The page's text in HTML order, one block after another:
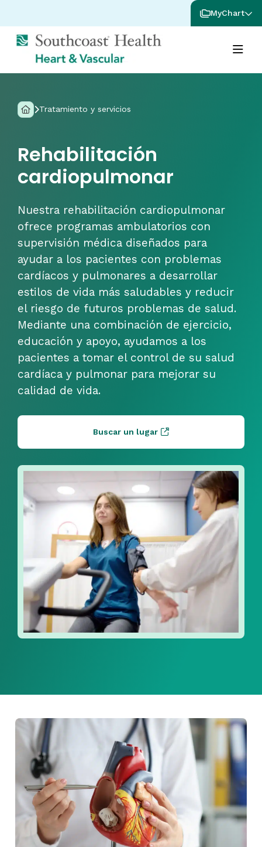
MyChart
Tratamiento y servicios
Rehabilitación
cardiopulmonar
Nuestra rehabilitación cardiopulmonar
ofrece programas ambulatorios con
supervisión médica diseñados para
ayudar a los pacientes con problemas
cardíacos y pulmonares a desarrollar
estilos de vida más saludables y reducir
el riesgo de futuros problemas de salud.
Mediante una combinación de ejercicio,
educación y apoyo, ayudamos a los
pacientes a tomar el control de su salud
cardíaca y pulmonar para mejorar su
calidad de vida.
Buscar un lugar